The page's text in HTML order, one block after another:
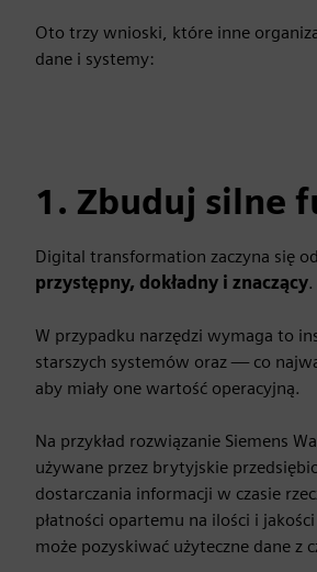
Oto trzy wnioski, które inne
dane i systemy:
1. Zbuduj silne
Digital transformation zaczyna się
przystępny, dokładny i znaczący.
W przypadku narzędzi wymaga to
starszych systemów oraz — co
aby miały one wartość operacyjną.
Na przykład rozwiązanie Siemens
używane przez brytyjskie
dostarczania informacji w czasie
płatności opartemu na ilości i
może pozyskiwać użyteczne dane